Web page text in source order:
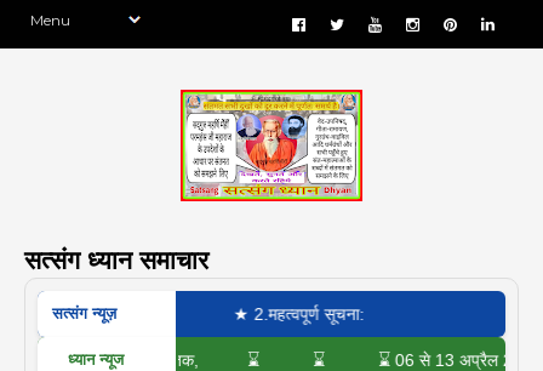
सत्संग ध्यान समाचार
सत्संग न्यूज़
★ ‎ ★ 2.महत्वपूर्ण सूचना:
ध्यान न्यूज
से 08:15 तक, ⌛ 06 से 13 अप्रैल 2026 सशुल्क शिविर